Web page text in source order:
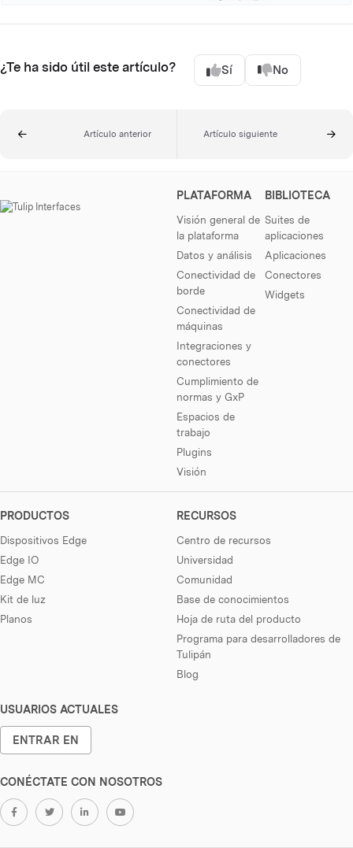
¿Te ha sido útil este artículo? Sí No
Artículo anterior Artículo siguiente
PLATAFORMA
Visión general de
la plataforma
Datos y análisis
Conectividad de
borde
Conectividad de
máquinas
Integraciones y
conectores
Cumplimiento de
normas y GxP
Espacios de
trabajo
Plugins
Visión
BIBLIOTECA
Suites de
aplicaciones
Aplicaciones
Conectores
Widgets
PRODUCTOS
Dispositivos Edge
Edge IO
Edge MC
Kit de luz
Planos
RECURSOS
Centro de recursos
Universidad
Comunidad
Base de conocimientos
Hoja de ruta del producto
Programa para desarrolladores de
Tulipán
Blog
USUARIOS ACTUALES
ENTRAR EN
CONÉCTATE CON NOSOTROS